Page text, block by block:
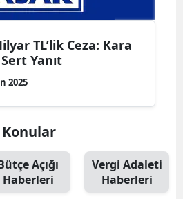
TL’lik Ceza: Kara
Yanıt
2025
Açığı
Haberleri
Vergi Adaleti
Haberleri